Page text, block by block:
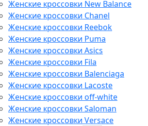
Женские кроссовки New Balance
Женские кроссовки Chanel
Женские кроссовки Reebok
Женские кроссовки Puma
Женские кроссовки Asics
Женские кроссовки Fila
Женские кроссовки Balenciaga
Женские кроссовки Lacoste
Женские кроссовки off-white
Женские кроссовки Saloman
Женские кроссовки Versace